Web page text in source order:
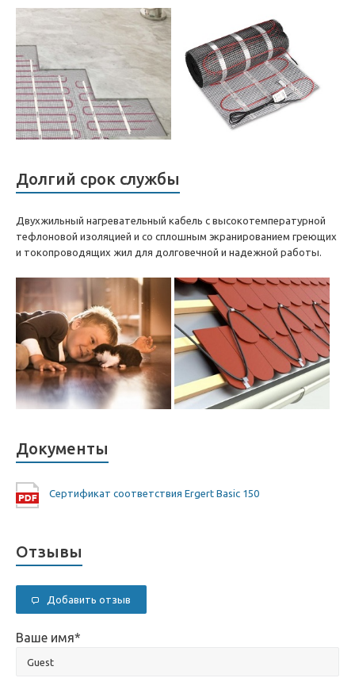
Долгий срок службы
Двухжильный нагревательный кабель с высокотемпературной
тефлоновой изоляцией и со сплошным экранированием греющих
и токопроводящих жил для долговечной и надежной работы.
Документы
Сертификат соответствия Ergert Basic 150
Отзывы
Добавить отзыв
Ваше имя*